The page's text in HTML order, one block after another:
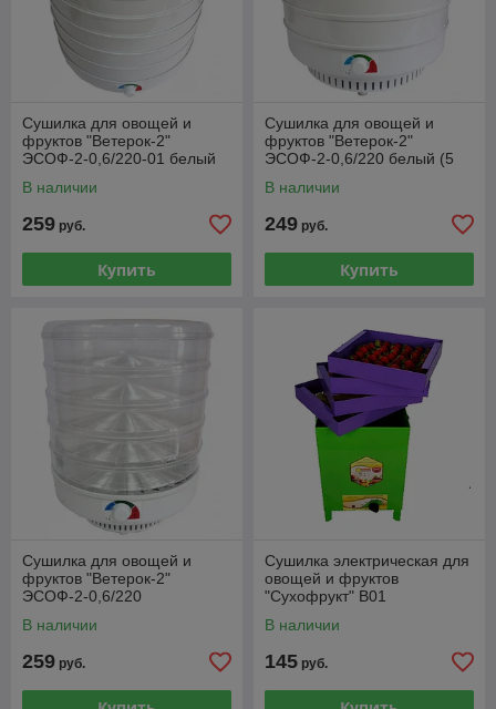
Сушилка для овощей и
фруктов "Ветерок-2"
ЭСОФ-2-0,6/220-01 белый
В наличии
259 руб.
Купить
Сушилка для овощей и
фруктов "Ветерок-2"
ЭСОФ-2-0,6/220 белый (5
В наличии
249 руб.
Купить
Сушилка для овощей и
фруктов "Ветерок-2"
ЭСОФ-2-0,6/220
В наличии
259 руб.
Сушилка электрическая для
овощей и фруктов
"Сухофрукт" В01
В наличии
145 руб.